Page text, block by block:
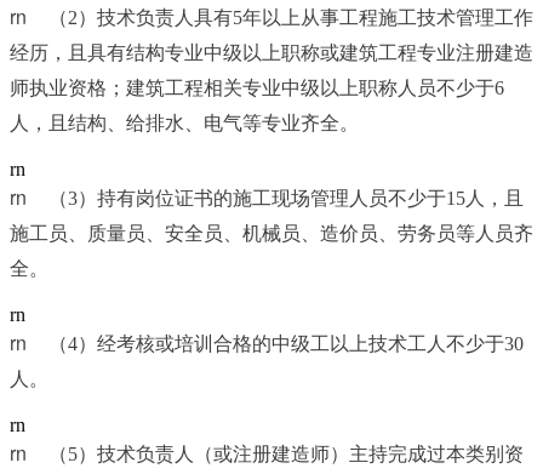
（2）技术负责人具有5年以上从事工程施工技术管理工作
经历，且具有结构专业中级以上职称或建筑工程专业注册建造
师执业资格；建筑工程相关专业中级以上职称人员不少于6
人，且结构、给排水、电气等专业齐全。
rn
（3）持有岗位证书的施工现场管理人员不少于15人，且
施工员、质量员、安全员、机械员、造价员、劳务员等人员齐
全。
rn
（4）经考核或培训合格的中级工以上技术工人不少于30
人。
rn
（5）技术负责人（或注册建造师）主持完成过本类别资